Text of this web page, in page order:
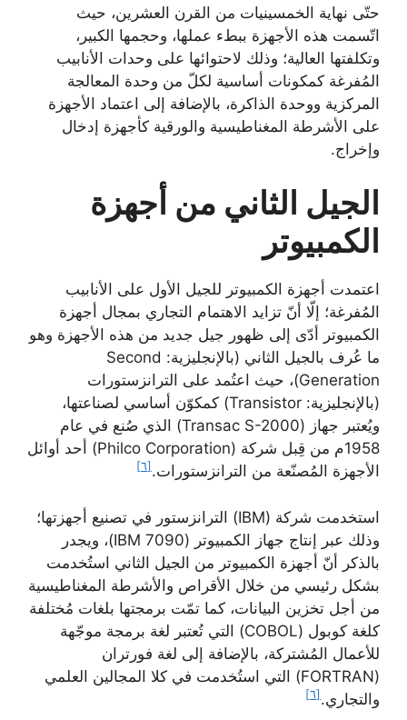
حتّى نهاية الخمسينيات من القرن العشرين، حيث
اتّسمت هذه الأجهزة ببطء عملها، وحجمها الكبير،
وتكلفتها العالية؛ وذلك لاحتوائها على وحدات الأنابيب
المُفرغة كمكونات أساسية لكلّ من وحدة المعالجة
المركزية ووحدة الذاكرة، بالإضافة إلى اعتماد الأجهزة
على الأشرطة المغناطيسية والورقية كأجهزة إدخال
وإخراج.
الجيل الثاني من أجهزة
الكمبيوتر
اعتمدت أجهزة الكمبيوتر للجيل الأول على الأنابيب
المُفرغة؛ إلّا أنّ تزايد الاهتمام التجاري بمجال أجهزة
الكمبيوتر أدّى إلى ظهور جيل جديد من هذه الأجهزة وهو
ما عُرف بالجيل الثاني (بالإنجليزية: Second
Generation)، حيث اعتُمد على الترانزستورات
(بالإنجليزية: Transistor) كمكوّن أساسي لصناعتها،
ويُعتبر جهاز (Transac S-2000) الذي صُنع في عام
1958م من قِبل شركة (Philco Corporation) أحد أوائل
الأجهزة المُصنّعة من الترانزستورات. [٦]
استخدمت شركة (IBM) الترانزستور في تصنيع أجهزتها؛
وذلك عبر إنتاج جهاز الكمبيوتر (IBM 7090)، ويجدر
بالذكر أنّ أجهزة الكمبيوتر من الجيل الثاني استُخدمت
بشكل رئيسي من خلال الأقراص والأشرطة المغناطيسية
من أجل تخزين البيانات، كما تمّت برمجتها بلغات مُختلفة
كلغة كوبول (COBOL) التي تُعتبر لغة برمجة موجّهة
للأعمال المُشتركة، بالإضافة إلى لغة فورتران
(FORTRAN) التي استُخدمت في كلا المجالين العلمي
والتجاري. [٦]